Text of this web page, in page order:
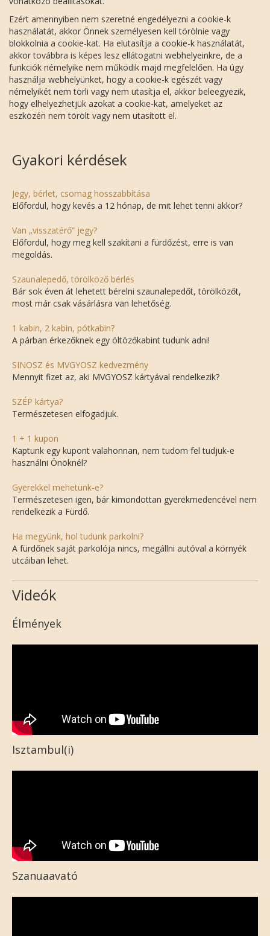
Ezért amennyiben nem szeretné engedélyezni a cookie-k
használatát, akkor Önnek személyesen kell törölnie vagy
blokkolnia a cookie-kat. Ha elutasítja a cookie-k használatát,
akkor továbbra is képes lesz ellátogatni webhelyeinkre, de a
funkciók némelyike nem működik majd megfelelően. Ha úgy
használja webhelyünket, hogy a cookie-k egészét vagy
némelyikét nem törli vagy nem utasítja el, akkor beleegyezik,
hogy elhelyezhetjük azokat a cookie-kat, amelyeket az
eszközén nem törölt vagy nem utasított el.
Gyakori kérdések
Jegy, bérlet, csomag hosszabbítása
Előfordul, hogy kevés a 12 hónap, de mit lehet tenni akkor?
Van „visszatérő” jegy?
Előfordul, hogy meg kell szakítani a fürdőzést, erre is van
megoldás.
Szaunalepedő, törölköző bérlés
Bár sok éven át lehetett bérelni szaunalepedőt, törölközőt,
most már csak vásárlásra van lehetőség.
1 kabin, 2 kabin, pótkabin?
A párban érkezőknek egy öltözőkabint tudunk adni!
SINOSZ és MVGYOSZ kedvezmény
Mennyit fizet az, aki MVGYOSZ kártyával rendelkezik?
SZÉP kártya?
Természetesen elfogadjuk.
1 + 1 kupon
Kaptunk egy kupont valahonnan, nem tudom fel tudjuk-e
használni Önöknél?
Gyerekkel mehetünk-e?
Természetesen igen, bár kimondottan gyerekmedencével nem
rendelkezik a Fürdő.
Ha megyünk, hol tudunk parkolni?
A fürdőnek saját parkolója nincs, megállni autóval a környék
utcáiban lehet.
Videók
Élmények
Isztambul(i)
Szanuaavató